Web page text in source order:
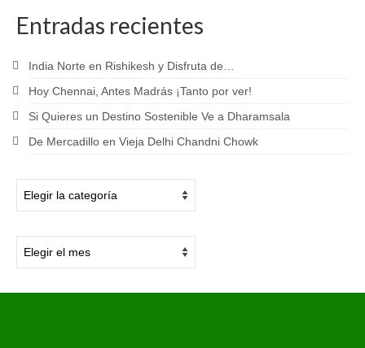
Entradas recientes
India Norte en Rishikesh y Disfruta de…
Hoy Chennai, Antes Madrás ¡Tanto por ver!
Si Quieres un Destino Sostenible Ve a Dharamsala
De Mercadillo en Vieja Delhi Chandni Chowk